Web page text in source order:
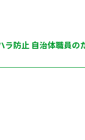
ラ防止 自治体職員